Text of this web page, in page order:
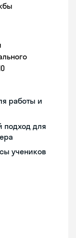
работы и
подход для
учеников